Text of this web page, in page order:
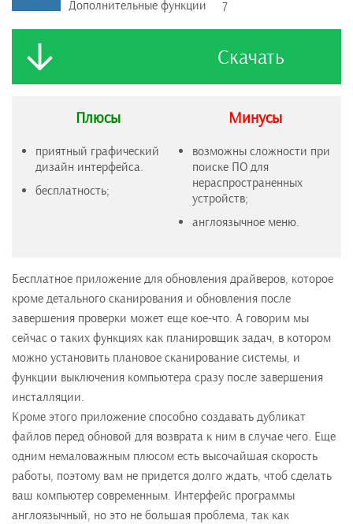
Дополнительные функции
7
Скачать
Плюсы
приятный графический
дизайн интерфейса.
бесплатность;
Минусы
возможны сложности при
поиске ПО для
нераспространенных
устройств;
англоязычное меню.
Бесплатное приложение для обновления драйверов, которое
кроме детального сканирования и обновления после
завершения проверки может еще кое-что. А говорим мы
сейчас о таких функциях как планировщик задач, в котором
можно установить плановое сканирование системы, и
функции выключения компьютера сразу после завершения
инсталляции.
Кроме этого приложение способно создавать дубликат
файлов перед обновой для возврата к ним в случае чего. Еще
одним немаловажным плюсом есть высочайшая скорость
работы, поэтому вам не придется долго ждать, чтоб сделать
ваш компьютер современным. Интерфейс программы
англоязычный, но это не большая проблема, так как